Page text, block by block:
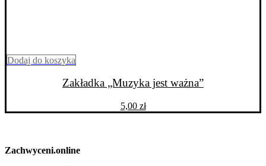
Dodaj do koszyka
Zakładka „Muzyka jest ważna”
5,00 zł
Zachwyceni.online